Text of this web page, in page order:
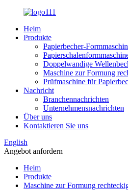
Heim
Produkte
Papierbecher-
Doppelwandige
Maschine zur Formung
Prüfmaschine für
Nachricht
Branchennachrichten
Unternehmensnachrichten
Über uns
Kontaktieren Sie uns
English
Angebot anfordern
Heim
Produkte
Maschine zur Formung